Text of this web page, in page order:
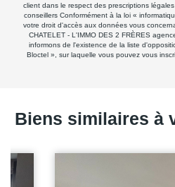
client dans le respect des prescriptions
conseillers Conformément à la loi «
votre droit d'accès aux données vous
CHATELET - L'IMMO DES 2 FRÈRES
informons de l'existence de la liste
Bloctel », sur laquelle vous pouvez vous
Biens similaires à